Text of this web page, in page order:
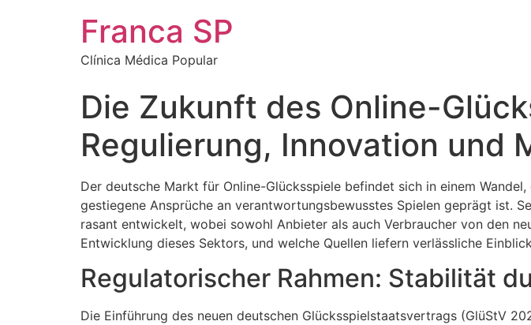
Franca SP
Clínica Médica Popular
Die Zukunft des Online-
Regulierung, Innovation und
Der deutsche Markt für Online-Glücksspiele befindet sich in einem
gestiegene Ansprüche an verantwortungsbewusstes Spielen geprägt ist.
rasant entwickelt, wobei sowohl Anbieter als auch Verbraucher von den
Entwicklung dieses Sektors, und welche Quellen liefern verlässliche
Regulatorischer Rahmen: Stabilität
Die Einführung des neuen deutschen Glücksspielstaatsvertrags (GlüStV